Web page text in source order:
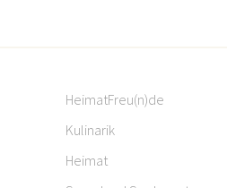
HeimatFreu(n)de
Kulinarik
Heimat